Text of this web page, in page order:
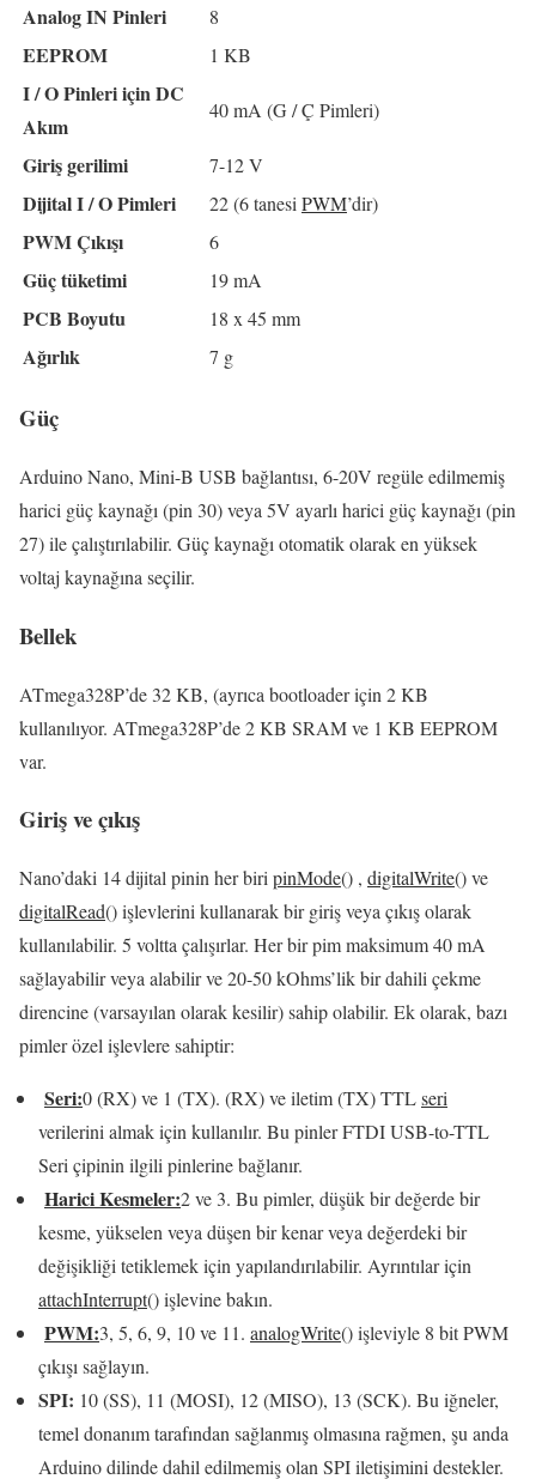
Analog IN Pinleri 8
EEPROM 1 KB
I / O Pinleri için DC
Akım
40 mA (G / Ç Pimleri)
Giriş gerilimi 7-12 V
Dijital I / O Pimleri 22 (6 tanesi PWM’dir)
PWM Çıkışı 6
Güç tüketimi 19 mA
PCB Boyutu 18 x 45 mm
Ağırlık 7 g
Güç
Arduino Nano, Mini-B USB bağlantısı, 6-20V regüle edilmemiş
harici güç kaynağı (pin 30) veya 5V ayarlı harici güç kaynağı (pin
27) ile çalıştırılabilir. Güç kaynağı otomatik olarak en yüksek
voltaj kaynağına seçilir.
Bellek
ATmega328P’de 32 KB, (ayrıca bootloader için 2 KB
kullanılıyor. ATmega328P’de 2 KB SRAM ve 1 KB EEPROM
var.
Giriş ve çıkış
Nano’daki 14 dijital pinin her biri pinMode() , digitalWrite() ve
digitalRead() işlevlerini kullanarak bir giriş veya çıkış olarak
kullanılabilir. 5 voltta çalışırlar. Her bir pim maksimum 40 mA
sağlayabilir veya alabilir ve 20-50 kOhms’lik bir dahili çekme
direncine (varsayılan olarak kesilir) sahip olabilir. Ek olarak, bazı
pimler özel işlevlere sahiptir:
Seri:0 (RX) ve 1 (TX). (RX) ve iletim (TX) TTLseri
verilerini almak için kullanılır. Bu pinler FTDI USB-to-TTL
Seri çipinin ilgili pinlerine bağlanır.
Harici Kesmeler:2 ve 3. Bu pimler, düşük bir değerde bir
kesme, yükselen veya düşen bir kenar veya değerdeki bir
değişikliği tetiklemek için yapılandırılabilir. Ayrıntılar için
attachInterrupt() işlevine bakın.
PWM:3, 5, 6, 9, 10 ve 11. analogWrite() işleviyle 8 bit PWM
çıkışı sağlayın.
SPI: 10 (SS), 11 (MOSI), 12 (MISO), 13 (SCK). Bu iğneler,
temel donanım tarafından sağlanmış olmasına rağmen, şu anda
Arduino dilinde dahil edilmemiş olan SPI iletişimini destekler.